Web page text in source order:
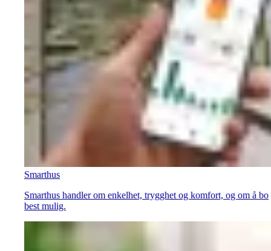
Smarthus
Smarthus handler om enkelhet, trygghet og komfort, og om å bo
best mulig.